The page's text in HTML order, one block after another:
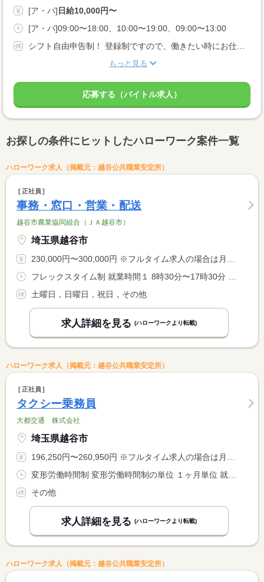
[ア・パ] 日給10,000円〜
[ア・パ]09:00〜18:00、10:00〜19:00、09:00〜13:00
もっと見る
応募する（バイトル求人）
お探しの条件にヒットしたハローワーク案件一覧
ハローワーク求人（掲載元：越谷公共職業安定所）
正社員
事務・窓口・営業・配送
越谷市農業協同組合（ＪＡ越谷市）
埼玉県越谷市
230,000円〜300,000円 ※フルタイム求人の場合は月額（換算額）、パート求人の場合は時間額を表示しています。
土曜日，日曜日，祝日，その他
求人詳細を見る (ハローワークより転載)
ハローワーク求人（掲載元：越谷公共職業安定所）
正社員
タクシー乗務員
大都交通 株式会社
埼玉県越谷市
196,250円〜260,950円 ※フルタイム求人の場合は月額（換算額）、パート求人の場合は時間額を表示しています。
その他
求人詳細を見る (ハローワークより転載)
ハローワーク求人（掲載元：越谷公共職業安定所）